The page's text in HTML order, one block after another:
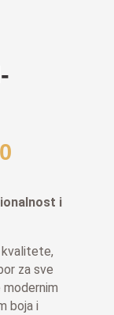
i
kvalitete,
za sve
boja i